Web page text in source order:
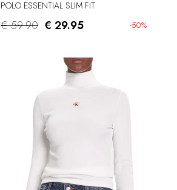
POLO ESSENTIAL SLIM FIT
€ 59.90 -50%
€ 29.95